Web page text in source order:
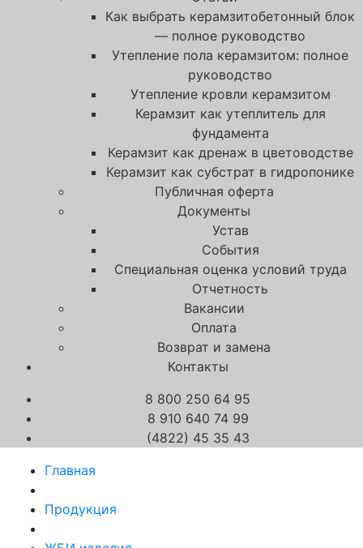
Как выбрать керамзитобетонный блок
— полное руководство
Утепление пола керамзитом: полное
руководство
Утепление кровли керамзитом
Керамзит как утеплитель для
фундамента
Керамзит как дренаж в цветоводстве
Керамзит как субстрат в гидропонике
Публичная оферта
Документы
Устав
События
Специальная оценка условий труда
Отчетность
Вакансии
Оплата
Возврат и замена
Контакты
8 800 250 64 95
8 910 640 74 99
(4822) 45 35 43
Главная
Продукция